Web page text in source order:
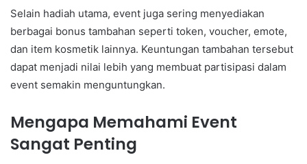
Selain hadiah utama, event juga sering menyediakan
berbagai bonus tambahan seperti token, voucher, emote,
dan item kosmetik lainnya. Keuntungan tambahan tersebut
dapat menjadi nilai lebih yang membuat partisipasi dalam
event semakin menguntungkan.
Mengapa Memahami Event
Sangat Penting